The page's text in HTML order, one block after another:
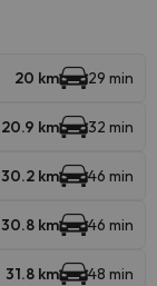
20 km 29 min
20.9 km 32 min
30.2 km 46 min
30.8 km 46 min
31.8 km 48 min